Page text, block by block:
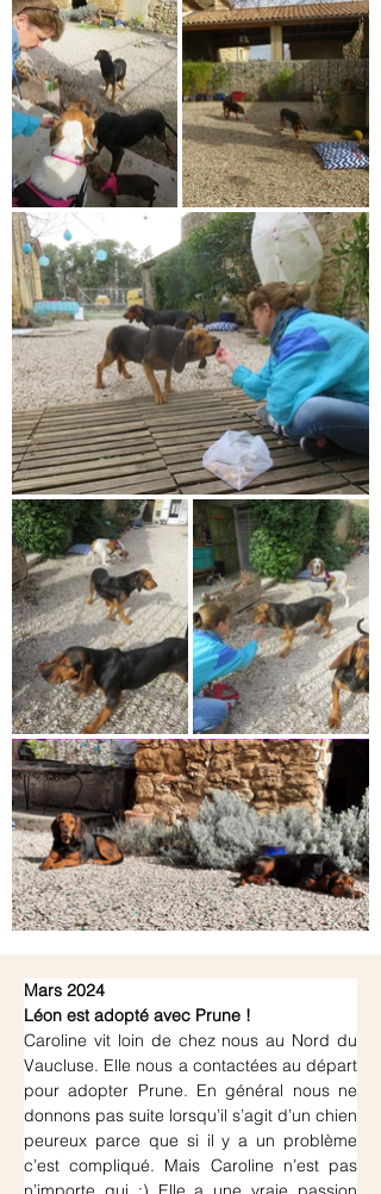
Mars 2024
Léon est adopté avec Prune !
Caroline vit loin de chez nous au Nord du
Vaucluse. Elle nous a contactées au départ
pour adopter Prune. En général nous ne
donnons pas suite lorsqu’il s’agit d’un chien
peureux parce que si il y a un problème
c’est compliqué. Mais Caroline n’est pas